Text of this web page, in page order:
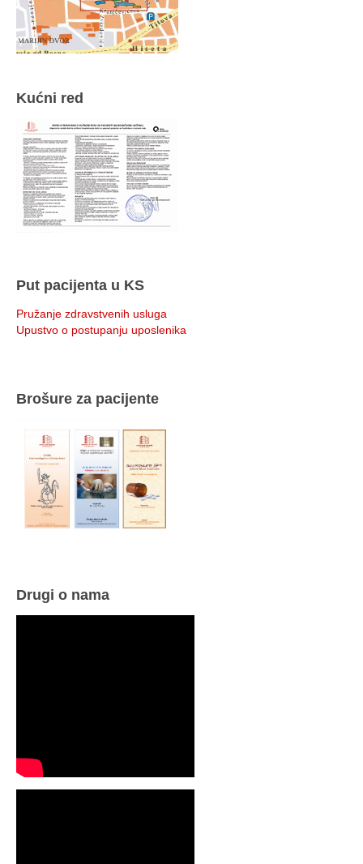
Kućni red
Put pacijenta u KS
Pružanje zdravstvenih usluga
Upustvo o postupanju uposlenika
Brošure za pacijente
Drugi o nama